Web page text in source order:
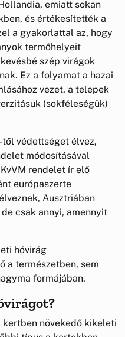
emiatt sokan
és értékesítették a
a gyakorlattal az, hogy
termőhelyeit
szép virágok
Ez a folyamat a hazai
vezet, a telepek
(sokféleségük)
védettséget élvez,
módosításával
rendelet ír elő
európaszerte
Ausztriában
csak annyi, amennyit
hóvirág
a természetben, sem
formájában.
növekedő kikeleti